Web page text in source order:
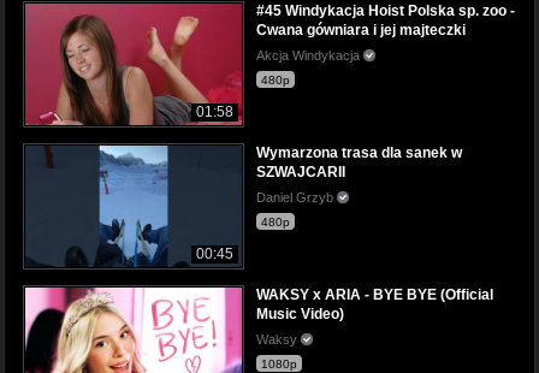
01:58
#45 Windykacja Hoist Polska sp. zoo -
Cwana gówniara i jej majteczki
Akcja Windykacja
480p
00:45
Wymarzona trasa dla sanek w
SZWAJCARII
Daniel Grzyb
480p
WAKSY x ARIA - BYE BYE (Official
Music Video)
Waksy
1080p